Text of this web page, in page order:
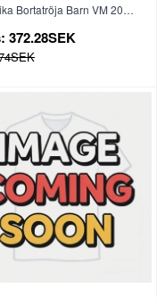
Bortatröja Barn VM 2026
372.28SEK